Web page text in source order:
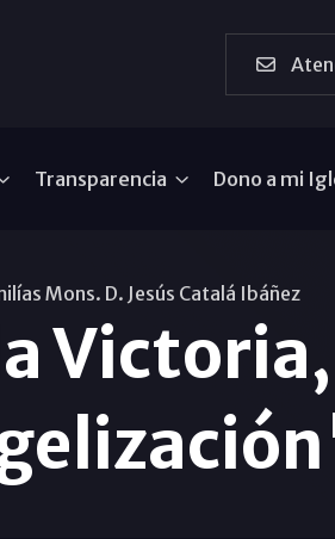
Transparencia Dono a mi
Mons. D. Jesús Catalá Ibáñez